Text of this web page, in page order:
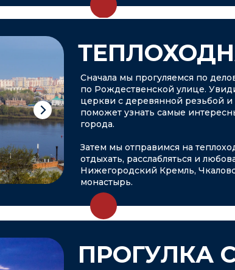
Сначала мы прогуляемся по
по Рождественской улице.
церкви с деревянной резьбой
поможет узнать самые
города.
Затем мы отправимся на
отдыхать, расслабляться и
Нижегородский Кремль,
монастырь.
ПРОГУЛКА